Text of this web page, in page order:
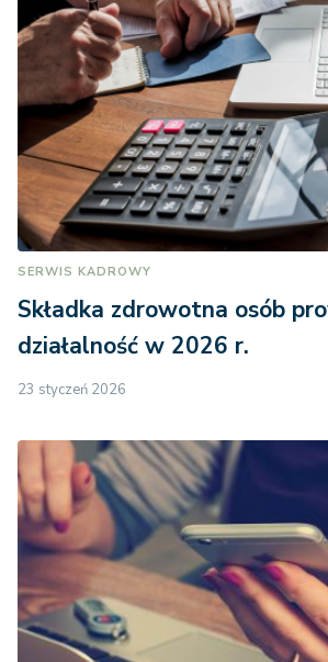
SERWIS KADROWY
Składka zdrowotna osób
działalność w 2026 r.
23 styczeń 2026